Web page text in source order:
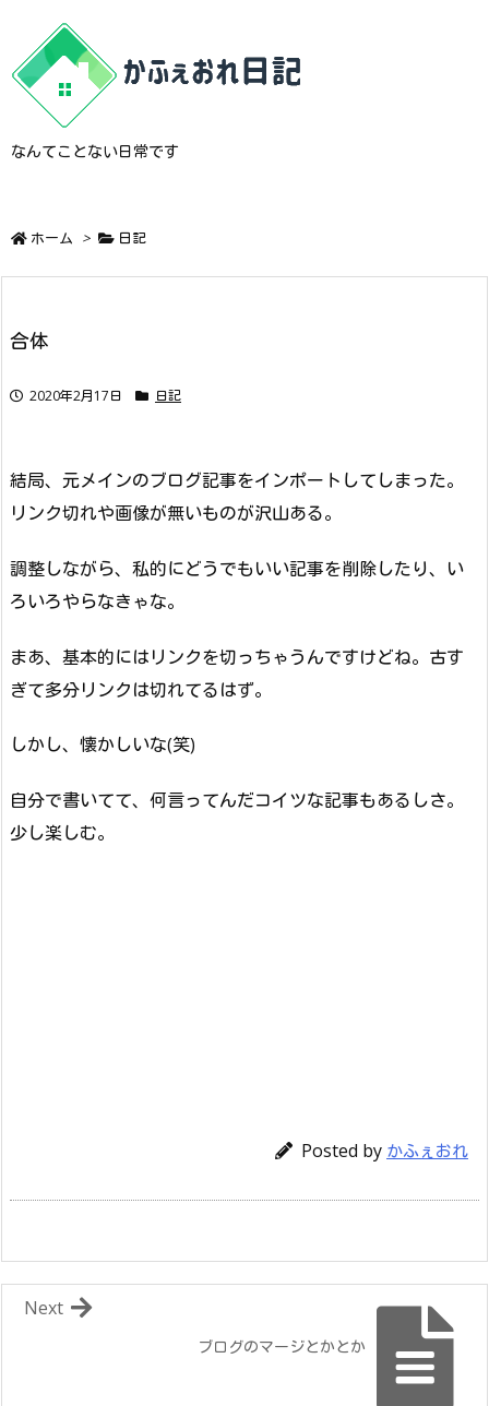
なんてことない日常です
ホーム > 日記
合体
2020年2月17日 日記
結局、元メインのブログ記事をインポートしてしまった。
リンク切れや画像が無いものが沢山ある。
調整しながら、私的にどうでもいい記事を削除したり、い
ろいろやらなきゃな。
まあ、基本的にはリンクを切っちゃうんですけどね。古す
ぎて多分リンクは切れてるはず。
しかし、懐かしいな(笑)
自分で書いてて、何言ってんだコイツな記事もあるしさ。
少し楽しむ。
Posted by かふぇおれ
ブログのマージとかとか
Next